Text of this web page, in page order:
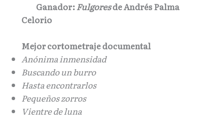
Ganador:Fulgoresde Andrés Palma
Celorio
Mejor cortometraje documental
Anónima inmensidad
Buscando un burro
Hasta encontrarlos
Pequeños zorros
Vientre de luna